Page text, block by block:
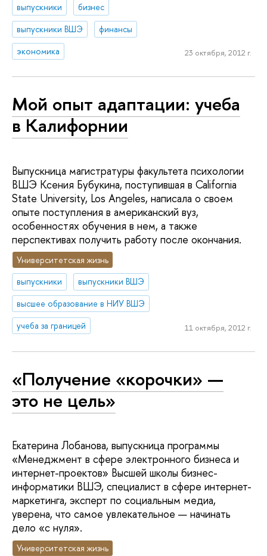
выпускники
бизнес
выпускники ВШЭ
финансы
экономика
23 октября, 2012 г.
Мой опыт адаптации: учеба
в Калифорнии
Выпускница магистратуры факультета психологии
ВШЭ Ксения Бубукина, поступившая в California
State University, Los Angeles, написала о своем
опыте поступления в американский вуз,
особенностях обучения в нем, а также
перспективах получить работу после окончания.
Университетская жизнь
выпускники
выпускники ВШЭ
высшее образование в НИУ ВШЭ
учеба за границей
11 октября, 2012 г.
«Получение «корочки» —
это не цель»
Екатерина Лобанова, выпускница программы
«Менеджмент в сфере электронного бизнеса и
интернет-проектов» Высшей школы бизнес-
информатики ВШЭ, специалист в сфере интернет-
маркетинга, эксперт по социальным медиа,
уверена, что самое увлекательное — начинать
дело «с нуля».
Университетская жизнь